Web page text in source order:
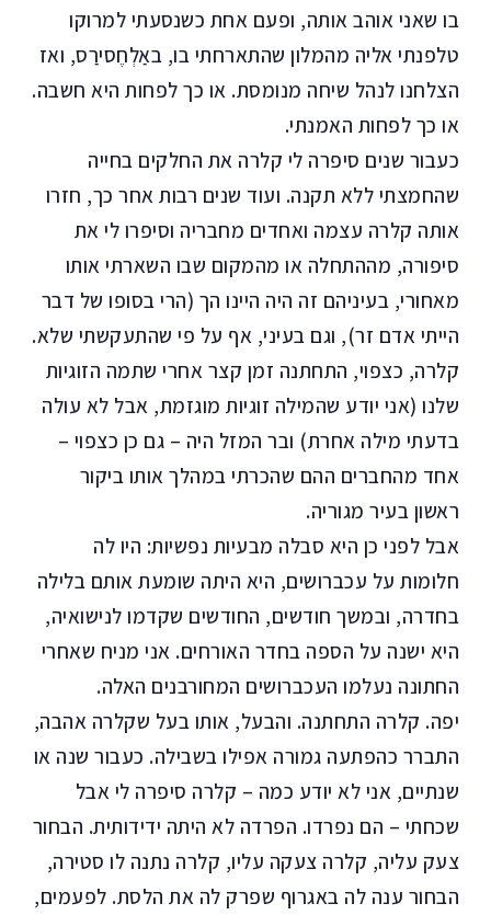
בו שאני אוהב אותה, ופעם אחת כשנסעתי למרוקו
טלפנתי אליה מהמלון שהתארחתי בו, באַלְחֶסירַס, ואז
הצלחנו לנהל שיחה מנומסת. או כך לפחות היא חשבה.
או כך לפחות האמנתי.
כעבור שנים סיפרה לי קלרה את החלקים בחייה
שהחמצתי ללא תקנה. ועוד שנים רבות אחר כך, חזרו
אותה קלרה עצמה ואחדים מחבריה וסיפרו לי את
סיפורה, מההתחלה או מהמקום שבו השארתי אותו
מאחורי, בעיניהם זה היה היינו הך (הרי בסופו של דבר
הייתי אדם זר), וגם בעיני, אף על פי שהתעקשתי שלא.
קלרה, כצפוי, התחתנה זמן קצר אחרי שתמה הזוגיות
שלנו (אני יודע שהמילה זוגיות מוגזמת, אבל לא עולה
בדעתי מילה אחרת) ובר המזל היה – גם כן כצפוי –
אחד מהחברים ההם שהכרתי במהלך אותו ביקור
ראשון בעיר מגוריה.
אבל לפני כן היא סבלה מבעיות נפשיות: היו לה
חלומות על עכברושים, היא היתה שומעת אותם בלילה
בחדרה, ובמשך חודשים, החודשים שקדמו לנישואיה,
היא ישנה על הספה בחדר האורחים. אני מניח שאחרי
החתונה נעלמו העכברושים המחורבנים האלה.
יפה. קלרה התחתנה. והבעל, אותו בעל שקלרה אהבה,
התברר כהפתעה גמורה אפילו בשבילה. כעבור שנה או
שנתיים, אני לא יודע כמה – קלרה סיפרה לי אבל
שכחתי – הם נפרדו. הפרדה לא היתה ידידותית. הבחור
צעק עליה, קלרה צעקה עליו, קלרה נתנה לו סטירה,
הבחור ענה לה באגרוף שפרק לה את הלסת. לפעמים,